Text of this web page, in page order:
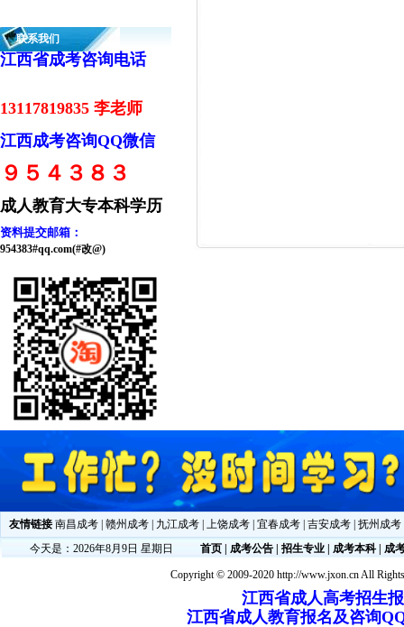
联系我们
江西省成考咨询电话
13117819835 李老师
江西成考咨询QQ微信
９５４３８３
成人教育大专本科学历
资料提交邮箱：
954383#qq.com(#改@)
友情链接 南昌成考 赣州成考 九江成考 上饶成考 宜春成考 吉安成考 抚州成考
今天是：2026年8月9日 星期日
首页 成考公告 招生专业 成考本科| 成
Copyright © 2009-2020 http://www.jxon.cn All
江西省成人高考招生
江西省成人教育报名及咨询